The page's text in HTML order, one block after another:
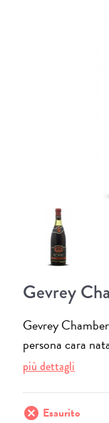
Gevrey
Gevrey
persona cara
più dettagli
cancel Esaurito